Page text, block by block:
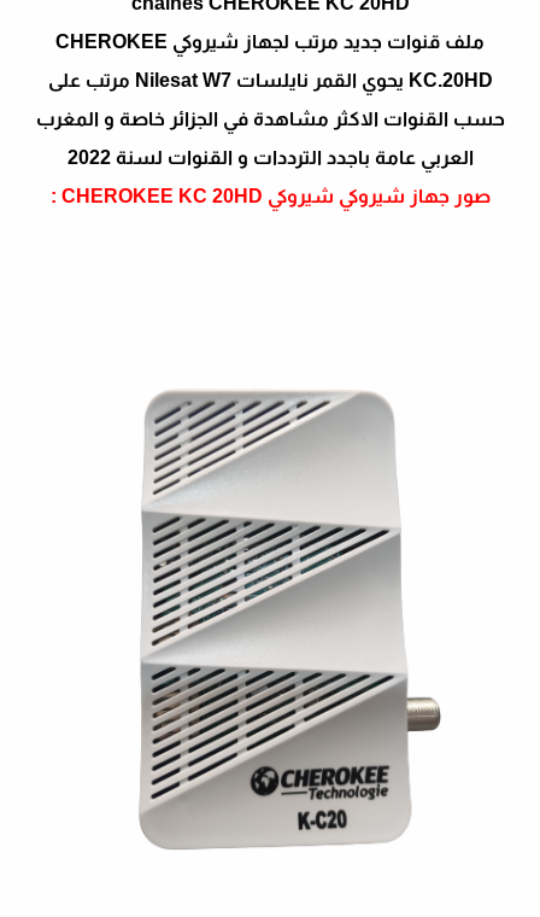
ملف قنوات جديد مرتب لجهاز شيروكي CHEROKEE
KC.20HD يحوي القمر نايلسات Nilesat W7 مرتب على
حسب القنوات الاكثر مشاهدة في الجزائر خاصة و المغرب
العربي عامة باجدد الترددات و القنوات لسنة 2022
صور جهاز شيروكي شيروكي CHEROKEE KC 20HD :